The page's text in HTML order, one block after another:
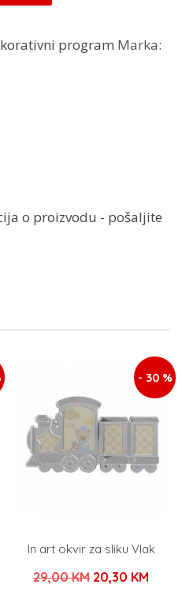
program Marka:
o proizvodu - pošaljite
- 30 %
In art okvir za sliku Vlak
29,00KM Izvorna
20,30 KM